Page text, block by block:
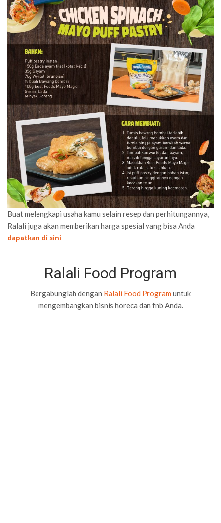
Buat melengkapi usaha kamu selain resep dan perhitungannya,
Ralali juga akan memberikan harga spesial yang bisa Anda
dapatkan di sini
Ralali Food Program
Bergabunglah dengan Ralali Food Program untuk
mengembangkan bisnis horeca dan fnb Anda.